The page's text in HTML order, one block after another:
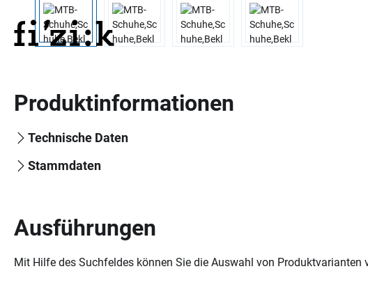
Produktinformationen
Technische Daten
Stammdaten
Ausführungen
Mit Hilfe des Suchfeldes können Sie die Auswahl von Produktvarianten